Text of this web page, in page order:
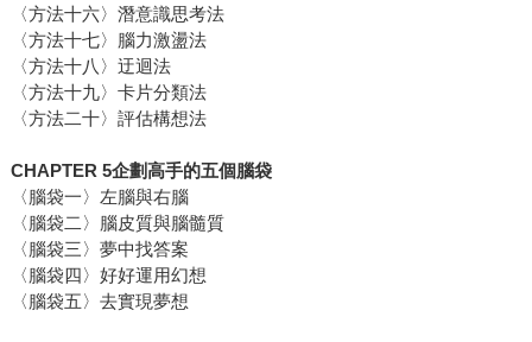
〈方法十六〉潛意識思考法
〈方法十七〉腦力激盪法
〈方法十八〉迂迴法
〈方法十九〉卡片分類法
〈方法二十〉評估構想法
CHAPTER 5企劃高手的五個腦袋
〈腦袋一〉左腦與右腦
〈腦袋二〉腦皮質與腦髓質
〈腦袋三〉夢中找答案
〈腦袋四〉好好運用幻想
〈腦袋五〉去實現夢想